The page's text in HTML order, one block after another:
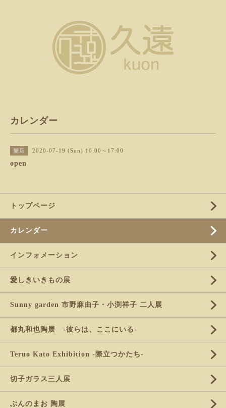
カレンダー
開店 2020-07-19 (Sun) 10:00～17:00
open
トップページ
カレンダー
インフォメーション
愛しきいきもの展
Sunny garden 市野麻由子・小渕祥子 二人展
都丸和也陶展 -彼らは、ここにいる-
Teruo Kato Exhibition -際立つかたち-
切子ガラス三人展
ぶんのまお 陶展